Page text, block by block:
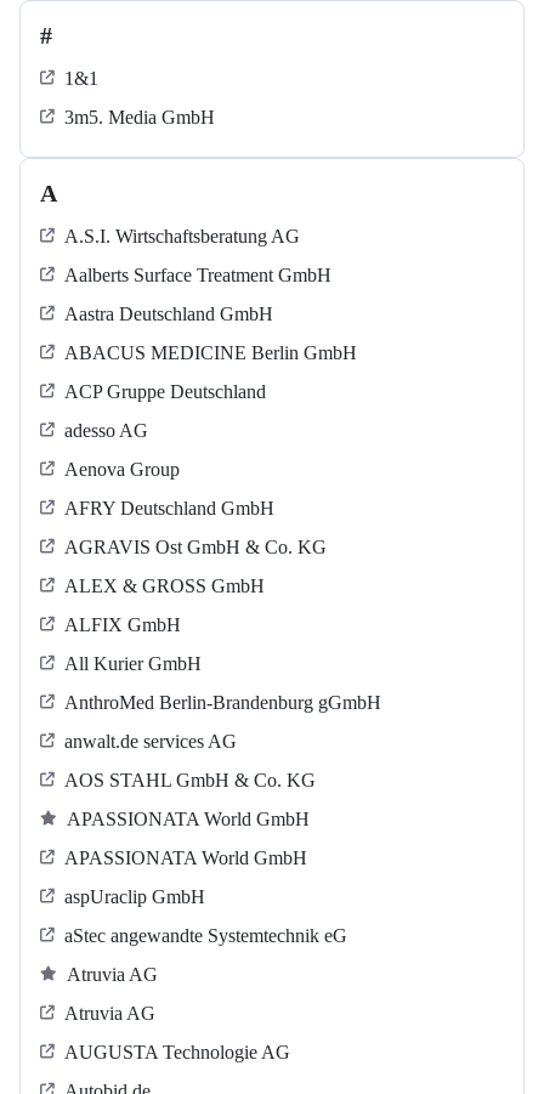
#
1&1
3m5. Media GmbH
A
A.S.I. Wirtschaftsberatung AG
Aalberts Surface Treatment GmbH
Aastra Deutschland GmbH
ABACUS MEDICINE Berlin GmbH
ACP Gruppe Deutschland
adesso AG
Aenova Group
AFRY Deutschland GmbH
AGRAVIS Ost GmbH & Co. KG
ALEX & GROSS GmbH
ALFIX GmbH
All Kurier GmbH
AnthroMed Berlin-Brandenburg gGmbH
anwalt.de services AG
AOS STAHL GmbH & Co. KG
APASSIONATA World GmbH
APASSIONATA World GmbH
aspUraclip GmbH
aStec angewandte Systemtechnik eG
Atruvia AG
Atruvia AG
AUGUSTA Technologie AG